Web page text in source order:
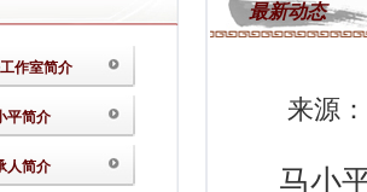
作室简介
平简介
人简介
最新动态
来源
马小平